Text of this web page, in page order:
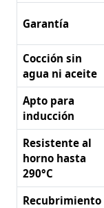
Garantía
Cocción sin
agua ni aceite
Apto para
inducción
Resistente al
horno hasta
290°C
Recubrimiento